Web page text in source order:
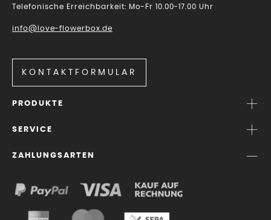
Telefonische Erreichbarkeit: Mo-Fr 10.00-17.00 Uhr
info@love-flowerbox.de
KONTAKTFORMULAR
PRODUKTE
SERVICE
ZAHLUNGSARTEN